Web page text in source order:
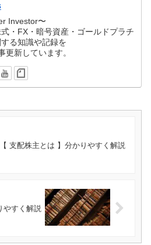
Investor〜
・FX・暗号資産・ゴールドプラチ
る知識や記録を
更新しています。
【 支配株主とは 】分かりやすく解説
やすく解説